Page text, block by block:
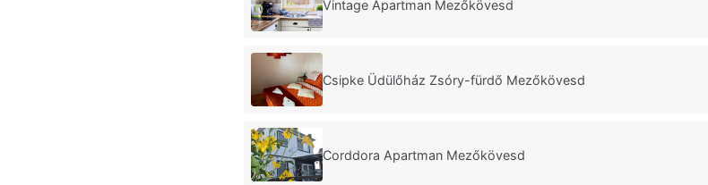
Vintage Apartman Mezőkövesd
Csipke Üdülőház Zsóry-fürdő Mezőkövesd
Corddora Apartman Mezőkövesd